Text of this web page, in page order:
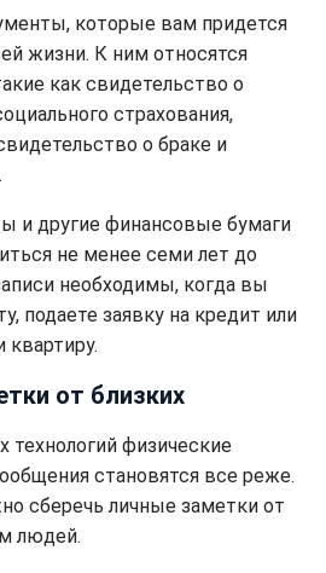
которые вам придется
жизни. К ним относятся
как свидетельство о
страхования,
о браке и
и другие финансовые бумаги
не менее семи лет до
необходимы, когда вы
подаете заявку на кредит или
от близких
технологий физические
становятся все реже.
сберечь личные заметки от
людей.